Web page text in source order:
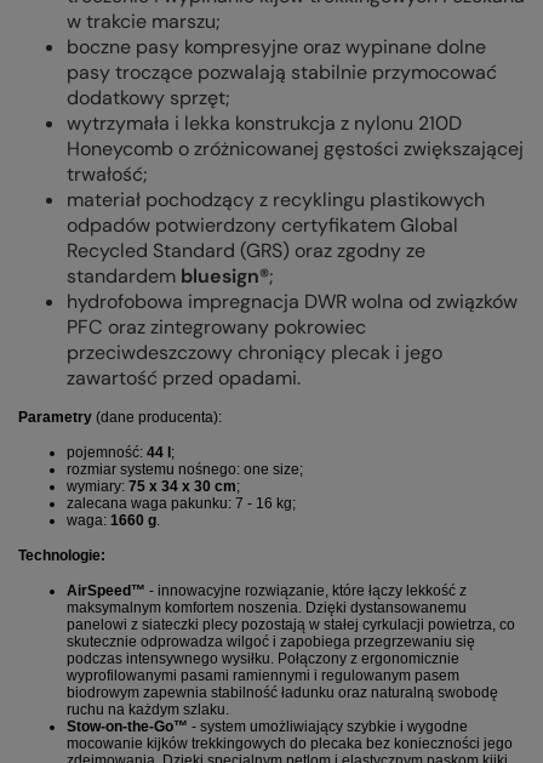
w trakcie marszu;
boczne pasy kompresyjne oraz wypinane dolne
pasy troczące pozwalają stabilnie przymocować
dodatkowy sprzęt;
wytrzymała i lekka konstrukcja z nylonu 210D
Honeycomb o zróżnicowanej gęstości zwiększającej
trwałość;
materiał pochodzący z recyklingu plastikowych
odpadów potwierdzony certyfikatem Global
Recycled Standard (GRS) oraz zgodny ze
standardem bluesign®;
hydrofobowa impregnacja DWR wolna od związków
PFC oraz zintegrowany pokrowiec
przeciwdeszczowy chroniący plecak i jego
zawartość przed opadami.
Parametry (dane producenta):
pojemność: 44 l ;
rozmiar systemu nośnego: one size;
wymiary: 75 x 34 x 30 cm;
zalecana waga pakunku: 7 - 16 kg;
waga: 1660 g.
Technologie:
AirSpeed™ - innowacyjne rozwiązanie, które łączy lekkość z
maksymalnym komfortem noszenia. Dzięki dystansowanemu
panelowi z siateczki plecy pozostają w stałej cyrkulacji powietrza, co
skutecznie odprowadza wilgoć i zapobiega przegrzewaniu się
podczas intensywnego wysiłku. Połączony z ergonomicznie
wyprofilowanymi pasami ramiennymi i regulowanym pasem
biodrowym zapewnia stabilność ładunku oraz naturalną swobodę
ruchu na każdym szlaku.
Stow-on-the-Go™ - system umożliwiający szybkie i wygodne
mocowanie kijków trekkingowych do plecaka bez konieczności jego